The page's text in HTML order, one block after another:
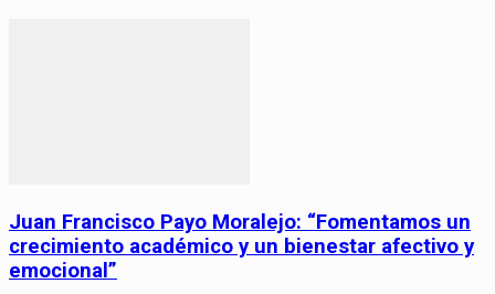
Juan Francisco Payo Moralejo: “Fomentamos un
crecimiento académico y un bienestar afectivo y
emocional”